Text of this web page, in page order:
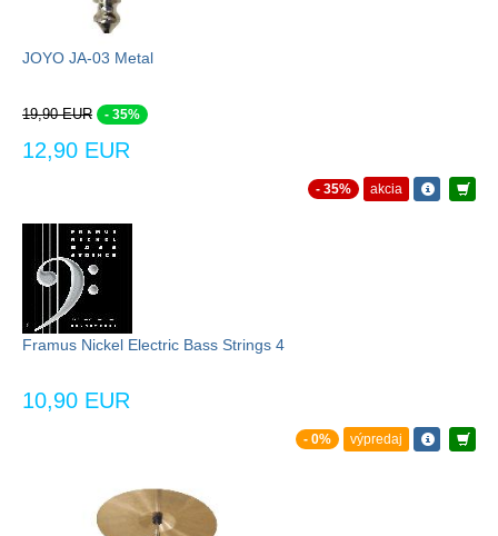
JOYO JA-03 Metal
19,90 EUR - 35%
12,90 EUR
- 35% akcia
Framus Nickel Electric Bass Strings 4
10,90 EUR
- 0% výpredaj